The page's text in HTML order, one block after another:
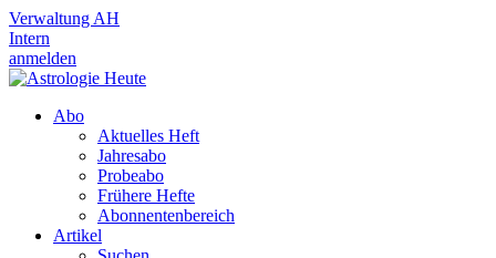
Verwaltung AH
Intern
anmelden
Abo
Aktuelles Heft
Jahresabo
Probeabo
Frühere Hefte
Abonnentenbereich
Artikel